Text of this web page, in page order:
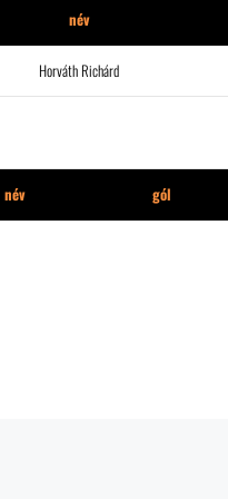
név
Horváth Richárd
név gól